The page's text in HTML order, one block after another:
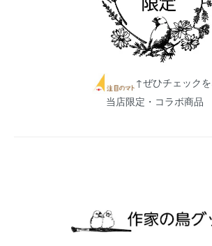
↑ぜひチェック
当店限定・コラボ商品